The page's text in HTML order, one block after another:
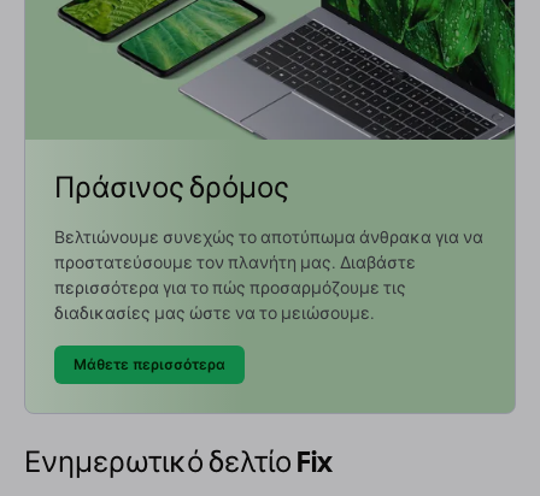
Πράσινος δρόμος
Βελτιώνουμε συνεχώς το αποτύπωμα άνθρακα για να
προστατεύσουμε τον πλανήτη μας. Διαβάστε
περισσότερα για το πώς προσαρμόζουμε τις
διαδικασίες μας ώστε να το μειώσουμε.
Μάθετε περισσότερα
Ενημερωτικό δελτίο Fix